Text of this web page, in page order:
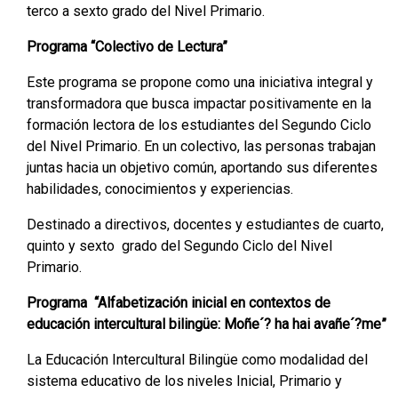
terco a sexto grado del Nivel Primario.
Programa “Colectivo de Lectura”
Este programa se propone como una iniciativa integral y
transformadora que busca impactar positivamente en la
formación lectora de los estudiantes del Segundo Ciclo
del Nivel Primario. En un colectivo, las personas trabajan
juntas hacia un objetivo común, aportando sus diferentes
habilidades, conocimientos y experiencias.
Destinado a directivos, docentes y estudiantes de cuarto,
quinto y sexto grado del Segundo Ciclo del Nivel
Primario.
Programa “Alfabetización inicial en contextos de
educación intercultural bilingüe: Moñe´? ha hai avañe´?me”
La Educación Intercultural Bilingüe como modalidad del
sistema educativo de los niveles Inicial, Primario y